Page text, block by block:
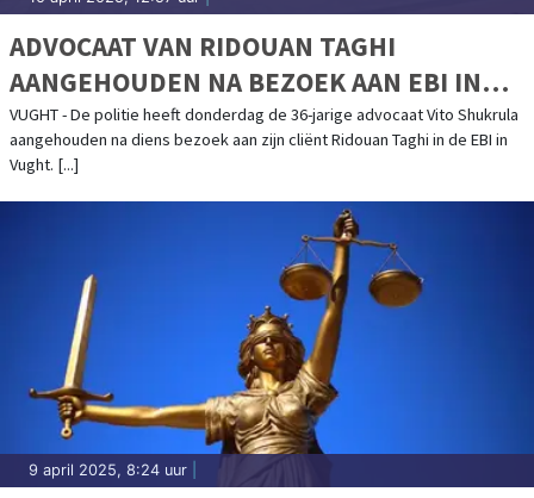
ADVOCAAT VAN RIDOUAN TAGHI
AANGEHOUDEN NA BEZOEK AAN EBI IN
VUGHT
VUGHT - De politie heeft donderdag de 36-jarige advocaat Vito Shukrula
aangehouden na diens bezoek aan zijn cliënt Ridouan Taghi in de EBI in
Vught. [...]
9 april 2025, 8:24 uur